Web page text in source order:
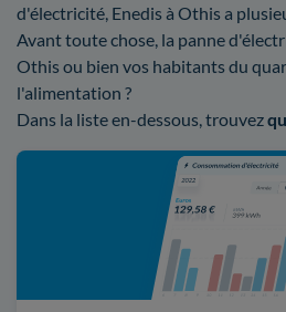
d'électricité, Enedis à Othis a
Avant toute chose, la panne
Othis ou bien vos habitants du
l'alimentation ?
Dans la liste en-dessous, trouvez